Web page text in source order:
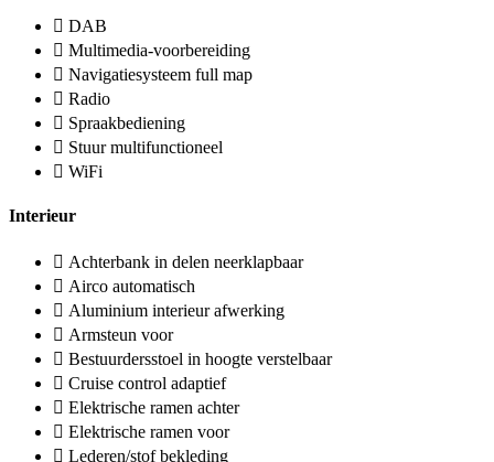
DAB
Multimedia-voorbereiding
Navigatiesysteem full map
Radio
Spraakbediening
Stuur multifunctioneel
WiFi
Interieur
Achterbank in delen neerklapbaar
Airco automatisch
Aluminium interieur afwerking
Armsteun voor
Bestuurdersstoel in hoogte verstelbaar
Cruise control adaptief
Elektrische ramen achter
Elektrische ramen voor
Lederen/stof bekleding